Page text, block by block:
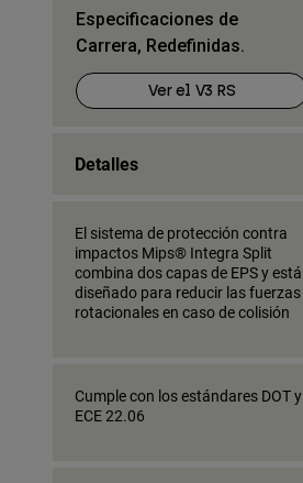
Especificaciones de
Carrera, Redefinidas.
Ver el V3 RS
Detalles
El sistema de protección contra
impactos Mips® Integra Split
combina dos capas de EPS y está
diseñado para reducir las fuerzas
rotacionales en caso de colisión
Cumple con los estándares DOT y
ECE 22.06